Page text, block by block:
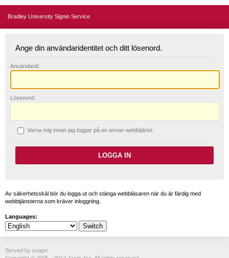
Bradley University Signin Service
Ange din användaridentitet och ditt lösenord.
Användarid:
L ösenord:
Varna mig innan jag loggar på en annan webbtjänst.
Av säkerhetsskäl bör du logga ut och stänga webbläsaren när du är färdig med
webbtjänsterna som kräver inloggning.
Languages:
Served by snape